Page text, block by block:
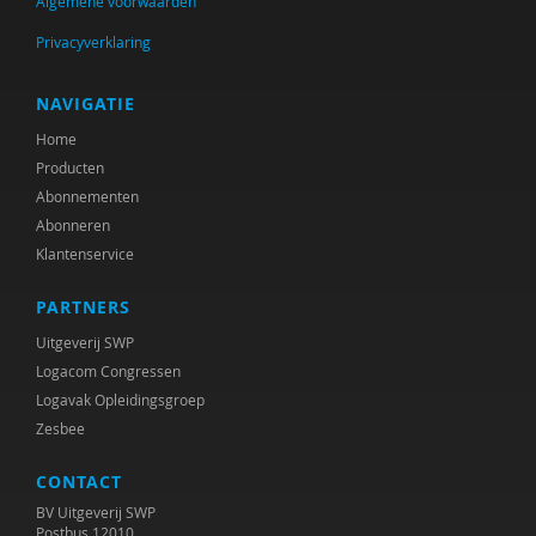
Mijntje ten Brummelaar
R.A.R. Bullens
Ruud Bullens
Mathilde Compagner
Giulia de Pascale
Ellen de Ruiter
Anke van Dijke
Sietske Dijkstra
Grietje Drooglever
Y. Dusault
Privacyverklaring
NAVIGATIE
Home
Producten
Abonnementen
Abonneren
Klantenservice
PARTNERS
Uitgeverij SWP
Logacom Congressen
Logavak Opleidingsgroep
Zesbee
CONTACT
BV Uitgeverij SWP